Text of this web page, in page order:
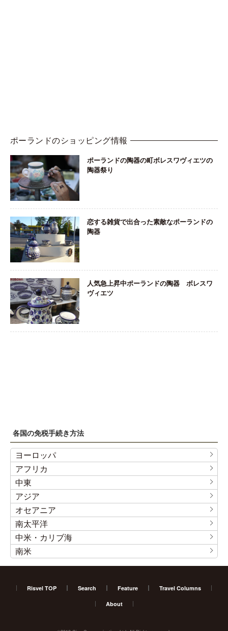
ポーランドのショッピング情報
ポーランドの陶器の町ボレスワヴィエツの
陶器祭り
恋する雑貨で出合った素敵なポーランドの
陶器
人気急上昇中ポーランドの陶器 ボレスワ
ヴィエツ
各国の免税手続き方法
ヨーロッパ
アフリカ
中東
アジア
オセアニア
南太平洋
中米・カリブ海
南米
Risvel TOP Search Feature Travel Columns
About